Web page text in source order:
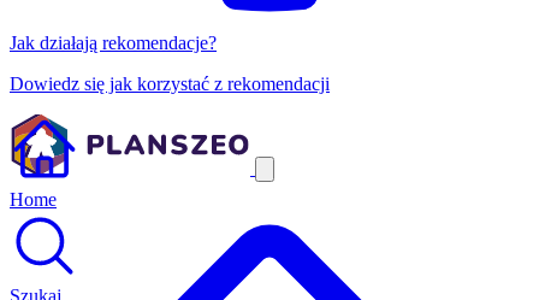
Jak działają rekomendacje?
Dowiedz się jak korzystać z rekomendacji
Home
Szukaj